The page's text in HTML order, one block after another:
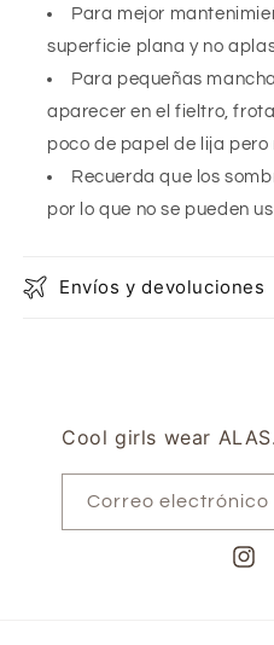
Para mejor
superficie plana y no
Para pequeñas
aparecer en el fieltro,
poco de papel de lija pero
Recuerda que los
por lo que no se pueden
Envíos y devoluciones
Cool girls wear
Correo electrónico